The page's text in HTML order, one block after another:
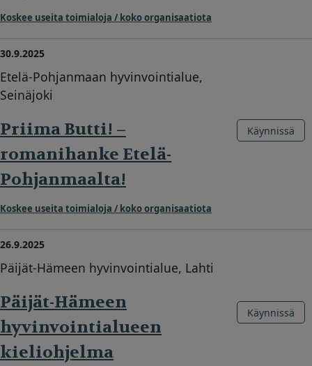
Koskee useita toimialoja / koko organisaatiota
30.9.2025
Etelä-Pohjanmaan hyvinvointialue,
Seinäjoki
Priima Butti! –
romanihanke Etelä-
Pohjanmaalta!
Koskee useita toimialoja / koko organisaatiota
Käynnissä
26.9.2025
Päijät-Hämeen hyvinvointialue, Lahti
Päijät-Hämeen
hyvinvointialueen
kieliohjelma
Käynnissä